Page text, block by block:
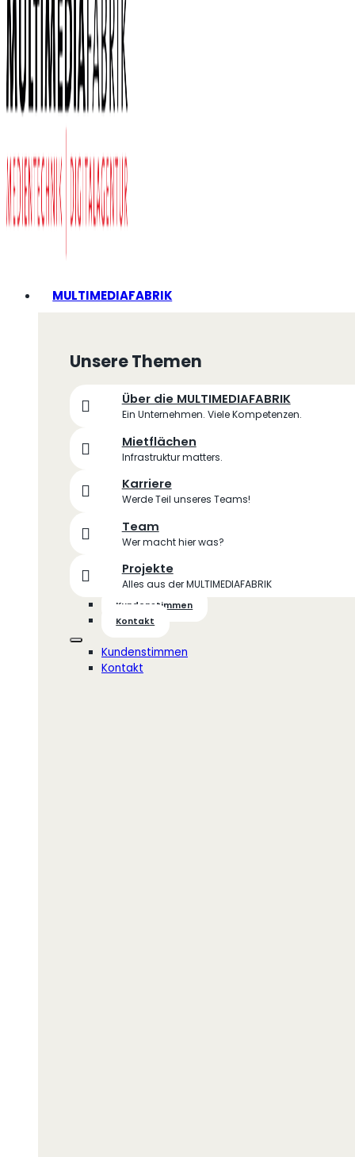
MULTIMEDIAFABRIK
Unsere Themen
Über die MULTIMEDIAFABRIK
Ein Unternehmen. Viele Kompetenzen.
Mietflächen
Infrastruktur matters.
Karriere
Werde Teil unseres Teams!
Team
Wer macht hier was?
Projekte
Alles aus der MULTIMEDIAFABRIK
Kundenstimmen
Kontakt
Kundenstimmen
Kontakt